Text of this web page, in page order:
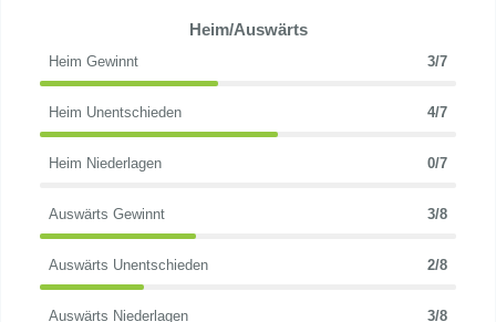
Heim/Auswärts
Heim Gewinnt 3/7
Heim Unentschieden 4/7
Heim Niederlagen 0/7
Auswärts Gewinnt 3/8
Auswärts Unentschieden 2/8
Auswärts Niederlagen 3/8